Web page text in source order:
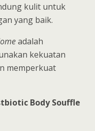
kulit untuk
yang baik.
adalah
kekuatan
memperkuat
Body Souffle